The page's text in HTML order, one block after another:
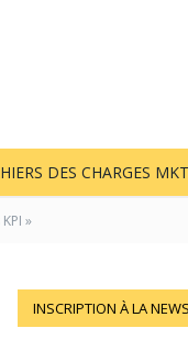
DES CHARGES MKT
»
INSCRIPTION À LA